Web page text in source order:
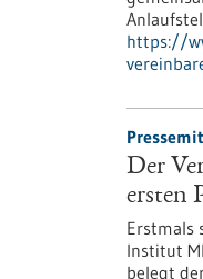
https://
Der
ersten
Erstmals
Institut
belegt